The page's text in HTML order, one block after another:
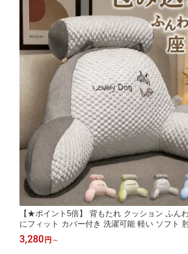
【★ポイント5倍】 背もたれ クッション ふん
にフィット カバー付き 洗濯可能 軽い ソフト
て 枕付き 置き型クッション お手入れ簡単 かわ
自宅用 オフィス用 2in1多機能クッション リラ
3,280円 ～